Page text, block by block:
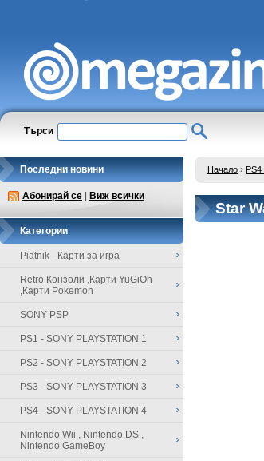
Търси
Последни новини
Абонирай се Виж всички
Категории
Piatnik - Карти за игра
Retro Конзоли ,Карти YuGiOh
,Карти Pokemon
SONY PSP
PS1 - SONY PLAYSTATION 1
PS2 - SONY PLAYSTATION 2
PS3 - SONY PLAYSTATION 3
PS4 - SONY PLAYSTATION 4
Nintendo Wii , Nintendo DS ,
Nintendo GameBoy
Начало › PS4
Star